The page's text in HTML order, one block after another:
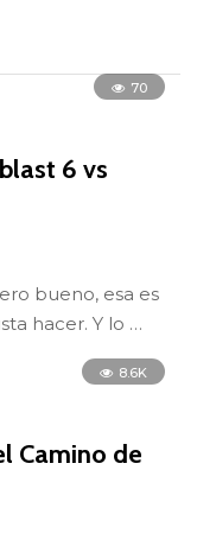
70
6 vs
bueno, esa es
hacer. Y lo …
8.6K
Camino de